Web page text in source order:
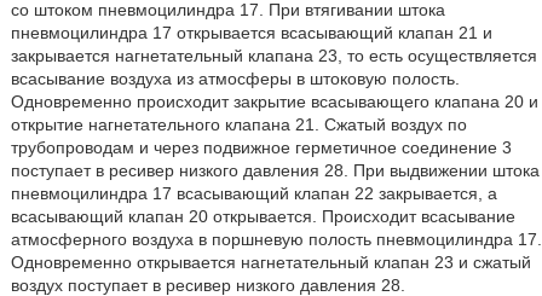
со штоком пневмоцилиндра 17. При втягивании штока
пневмоцилиндра 17 открывается всасывающий клапан 21 и
закрывается нагнетательный клапана 23, то есть осуществляется
всасывание воздуха из атмосферы в штоковую полость.
Одновременно происходит закрытие всасывающего клапана 20 и
открытие нагнетательного клапана 21. Сжатый воздух по
трубопроводам и через подвижное герметичное соединение 3
поступает в ресивер низкого давления 28. При выдвижении штока
пневмоцилиндра 17 всасывающий клапан 22 закрывается, а
всасывающий клапан 20 открывается. Происходит всасывание
атмосферного воздуха в поршневую полость пневмоцилиндра 17.
Одновременно открывается нагнетательный клапан 23 и сжатый
воздух поступает в ресивер низкого давления 28.